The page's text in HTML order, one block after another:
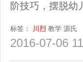
阶技巧，摆脱幼
标签： 川烈 教学 源氏
2016-07-06